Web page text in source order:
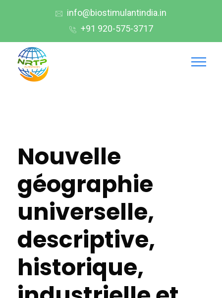
info@biostimulantindia.in
+91 920-575-3717
Nouvelle
géographie
universelle,
descriptive,
historique,